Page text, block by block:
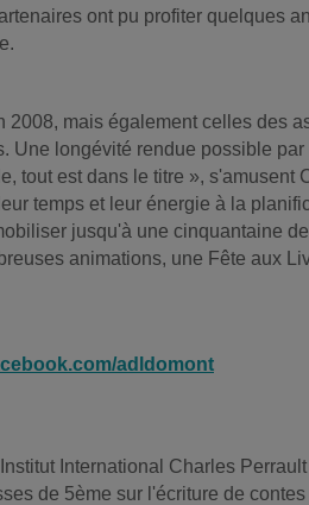
ont pu profiter quelques
mais également celles des
Une longévité rendue possible
tout est dans le titre »,
temps et leur énergie à la
jusqu'à une cinquantaine
animations, une Fête aux
adldomont
International Charles
de 5ème sur l'écriture de